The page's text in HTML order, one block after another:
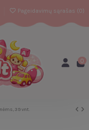
Pageidavimų sąrašas (0)
0
39 vnt.